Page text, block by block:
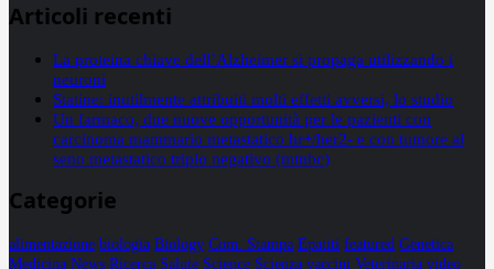
Articoli recenti
La proteina chiave dell’Alzheimer si propaga utilizzando i
neuroni
Statine: inutilmente attribuiti molti effetti avversi, lo studio
Un farmaco, due nuove opportunità per le pazienti con
carcinoma mammario metastatico hr+/her2- e con tumore al
seno metastatico triplo negativo (mtnbc)
Categorie
alimentazione biologia Biology Com. Stampa Epatiti featured Genetica
Medicina News Ricerca Salute Science Scienza vaccini Veterinaria video